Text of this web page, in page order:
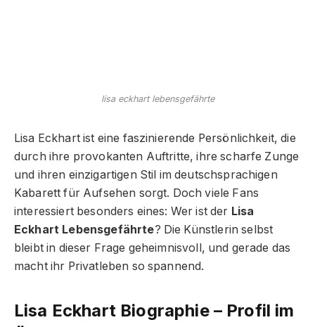
lisa eckhart lebensgefährte
Lisa Eckhart ist eine faszinierende Persönlichkeit, die
durch ihre provokanten Auftritte, ihre scharfe Zunge
und ihren einzigartigen Stil im deutschsprachigen
Kabarett für Aufsehen sorgt. Doch viele Fans
interessiert besonders eines: Wer ist der Lisa
Eckhart Lebensgefährte? Die Künstlerin selbst
bleibt in dieser Frage geheimnisvoll, und gerade das
macht ihr Privatleben so spannend.
Lisa Eckhart Biographie – Profil im